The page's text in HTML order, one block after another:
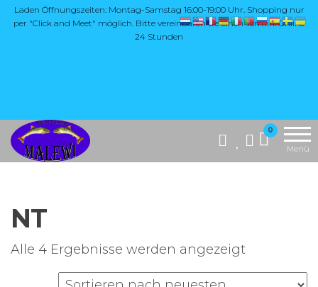
Zum
Inhalt
Laden Öffnungszeiten: Montag-Samstag 16:00-19:00 Uhr. Shopping nur
per "Click and Meet" möglich. Bitte vereinbaren Sie einen Termin. Online
24 Stunden
Antem Dohna,
Pro Softbaits.
0
Menü
NT
Alle 4 Ergebnisse werden angezeigt
Aktualität